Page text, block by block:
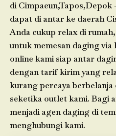
di Cimpaeun,Tapos,Depok
dapat di antar ke daerah
Anda cukup relax di
untuk memesan daging via
online kami siap antar
dengan tarif kirim yang
kurang percaya
seketika outlet kami. Bagi
menjadi agen daging di
menghubungi kami.